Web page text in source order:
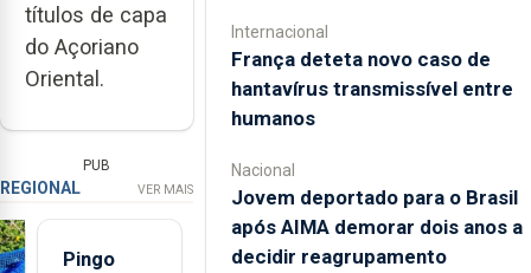
títulos de capa
do Açoriano
Oriental.
PUB
REGIONAL VER MAIS
Pingo
Internacional
França deteta novo caso de
hantavírus transmissível entre
humanos
Nacional
Jovem deportado para o Brasil
após AIMA demorar dois anos a
decidir reagrupamento